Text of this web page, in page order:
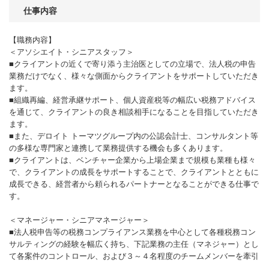
仕事内容
【職務内容】
＜アソシエイト・シニアスタッフ＞
■クライアントの近くで寄り添う主治医としての立場で、法人税の申告
業務だけでなく、様々な側面からクライアントをサポートしていただき
ます。
■組織再編、経営承継サポート、個人資産税等の幅広い税務アドバイス
を通じて、クライアントの良き相談相手になることを目指していただき
ます。
■また、デロイト トーマツグループ内の公認会計士、コンサルタント等
の多様な専門家と連携して業務提供する機会も多くあります。
■クライアントは、ベンチャー企業から上場企業まで規模も業種も様々
で、クライアントの成長をサポートすることで、クライアントとともに
成長できる、経営者から頼られるパートナーとなることができる仕事で
す。
＜マネージャー・シニアマネージャー＞
■法人税申告等の税務コンプライアンス業務を中心として各種税務コン
サルティングの経験を幅広く持ち、下記業務の主任（マネジャー）とし
て各案件のコントロール、および３～４名程度のチームメンバーを牽引